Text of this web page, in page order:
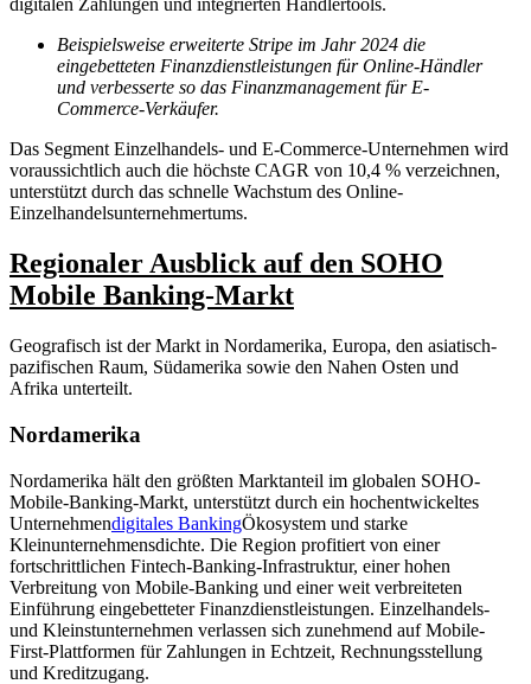
digitalen Zahlungen und integrierten Händlertools.
Beispielsweise erweiterte Stripe im Jahr 2024 die
eingebetteten Finanzdienstleistungen für Online-Händler
und verbesserte so das Finanzmanagement für E-
Commerce-Verkäufer.
Das Segment Einzelhandels- und E-Commerce-Unternehmen wird
voraussichtlich auch die höchste CAGR von 10,4 % verzeichnen,
unterstützt durch das schnelle Wachstum des Online-
Einzelhandelsunternehmertums.
Regionaler Ausblick auf den SOHO
Mobile Banking-Markt
Geografisch ist der Markt in Nordamerika, Europa, den asiatisch-
pazifischen Raum, Südamerika sowie den Nahen Osten und
Afrika unterteilt.
Nordamerika
Nordamerika hält den größten Marktanteil im globalen SOHO-
Mobile-Banking-Markt, unterstützt durch ein hochentwickeltes
Unternehmendigitales BankingÖkosystem und starke
Kleinunternehmensdichte. Die Region profitiert von einer
fortschrittlichen Fintech-Banking-Infrastruktur, einer hohen
Verbreitung von Mobile-Banking und einer weit verbreiteten
Einführung eingebetteter Finanzdienstleistungen. Einzelhandels-
und Kleinstunternehmen verlassen sich zunehmend auf Mobile-
First-Plattformen für Zahlungen in Echtzeit, Rechnungsstellung
und Kreditzugang.